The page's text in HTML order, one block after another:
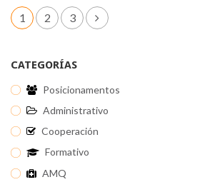
1 2 3
CATEGORÍAS
Posicionamentos
Administrativo
Cooperación
Formativo
AMQ